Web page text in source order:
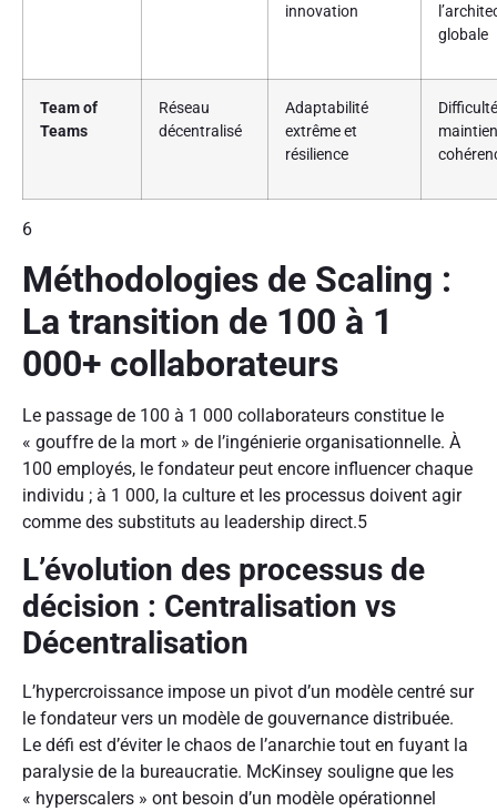
innovation
globale
Team of
Teams
Réseau
décentralisé
Adaptabilité
extrême et
résilience
6
Méthodologies de Scaling :
La transition de 100 à 1
000+ collaborateurs
Le passage de 100 à 1 000 collaborateurs constitue le
« gouffre de la mort » de l’ingénierie organisationnelle. À
100 employés, le fondateur peut encore influencer chaque
individu ; à 1 000, la culture et les processus doivent agir
comme des substituts au leadership direct.5
L’évolution des processus de
décision : Centralisation vs
Décentralisation
L’hypercroissance impose un pivot d’un modèle centré sur
le fondateur vers un modèle de gouvernance distribuée.
Le défi est d’éviter le chaos de l’anarchie tout en fuyant la
paralysie de la bureaucratie. McKinsey souligne que les
« hyperscalers » ont besoin d’un modèle opérationnel